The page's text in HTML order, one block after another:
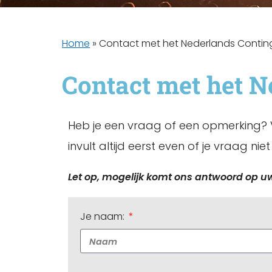
Home » Contact met het Nederlands
Contact met het
Heb je een vraag of een
invult altijd eerst even of je vraag
Let op, mogelijk komt ons antwoord op
Je naam: